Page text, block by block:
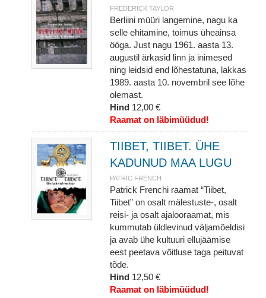
FREDERICK TAYLOR
Berliini müüri langemine, nagu ka
selle ehitamine, toimus üheainsa
ööga. Just nagu 1961. aasta 13.
augustil ärkasid linn ja inimesed
ning leidsid end lõhestatuna, lakkas
1989. aasta 10. novembril see lõhe
olemast.
Hind 12,00 €
Raamat on läbimüüdud!
TIIBET, TIIBET. ÜHE
KADUNUD MAA LUGU
PATRIC FRENCH
Patrick Frenchi raamat “Tiibet,
Tiibet” on osalt mälestuste-, osalt
reisi- ja osalt ajalooraamat, mis
kummutab üldlevinud väljamõeldisi
ja avab ühe kultuuri ellujäämise
eest peetava võitluse taga peituvat
tõde.
Hind 12,50 €
Raamat on läbimüüdud!